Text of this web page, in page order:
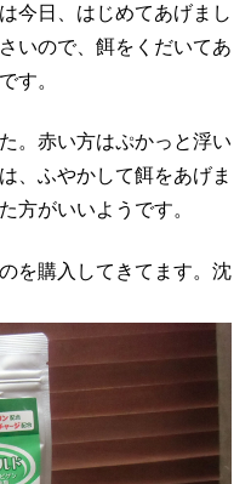
今日、はじめてあげまし
いので、餌をくだいてあ
す。
。赤い方はぷかっと浮い
、ふやかして餌をあげま
方がいいようです。
を購入してきてます。沈